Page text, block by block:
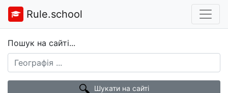
Rule.school
Пошук на сайті...
Шукати на сайті